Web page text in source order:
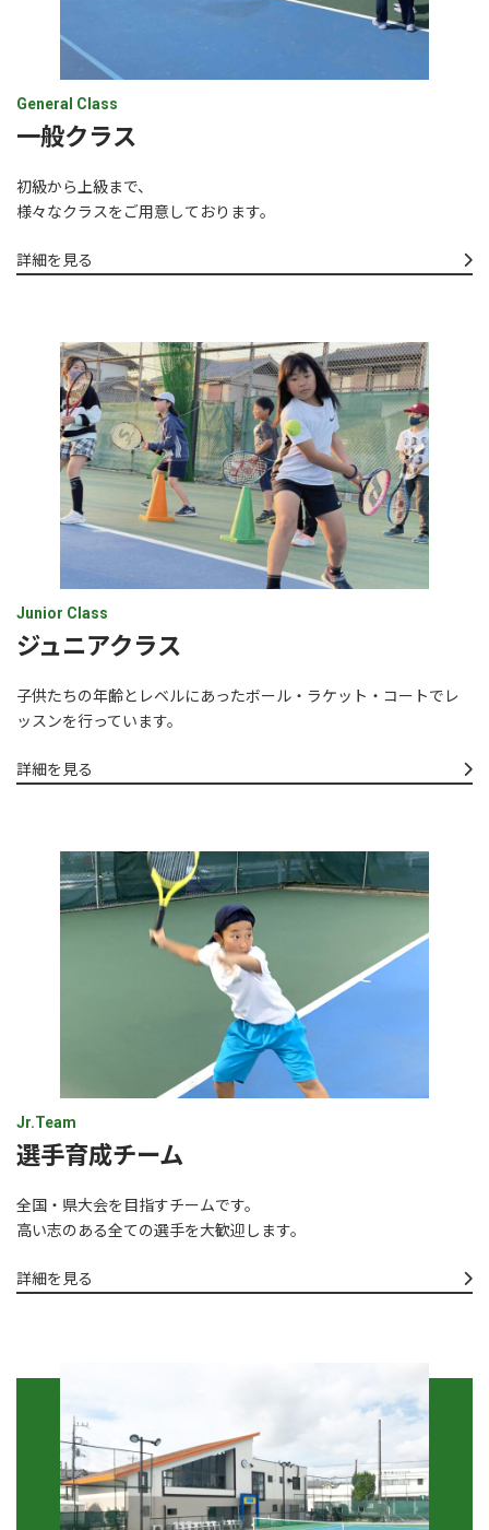
一般クラス
General Class
初級から上級まで、
様々なクラスをご用意しております。
詳細を見る
ジュニアクラス
Junior Class
子供たちの年齢とレベルにあったボール・ラケット・コートでレ
ッスンを行っています。
詳細を見る
選手育成チーム
Jr.Team
全国・県大会を目指すチームです。
高い志のある全ての選手を大歓迎します。
詳細を見る